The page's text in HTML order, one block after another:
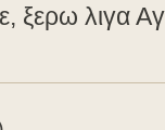
λιγα